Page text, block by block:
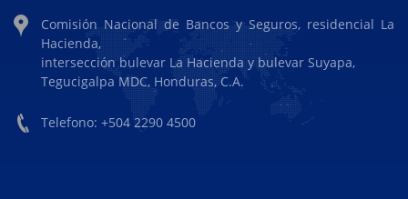
Comisión Nacional de Bancos y Seguros, residencial La
Hacienda,
intersección bulevar La Hacienda y bulevar Suyapa,
Tegucigalpa MDC, Honduras, C.A.
Telefono: +504 2290 4500